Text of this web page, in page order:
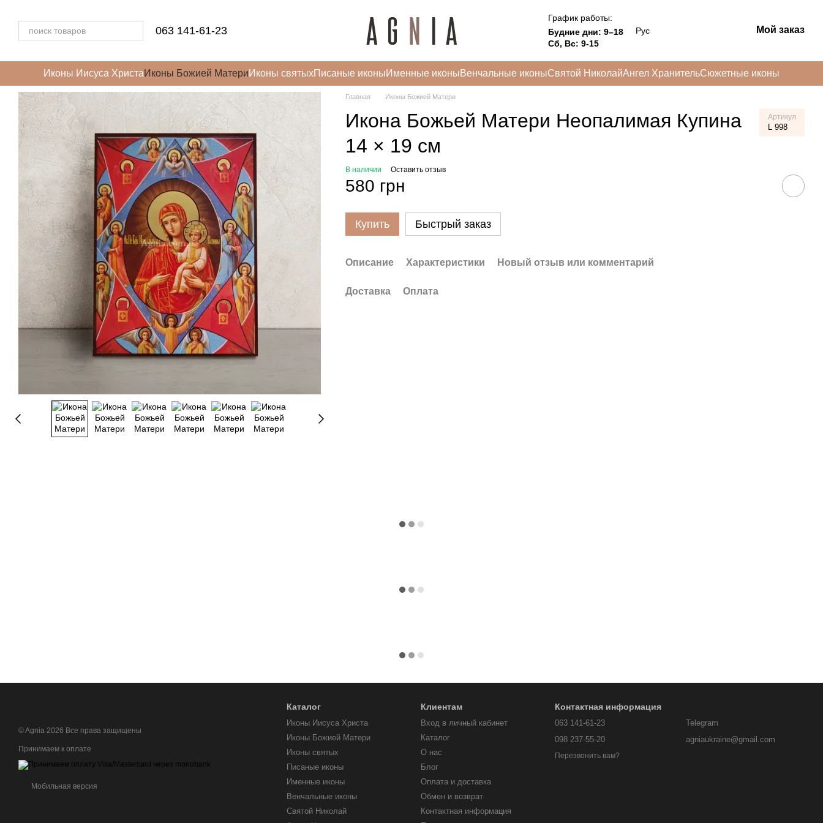
063 141-61-23
График работы:
Будние дни: 9–18
Сб, Вс: 9-15
Рус Мой заказ
Иконы Иисуса ХристаИконы Божией МатериИконы святыхПисаные иконыИменные иконыВенчальные иконыСвятой НиколайАнгел ХранительСюжетные иконы
Главная Иконы Божией Матери
Икона Божьей Матери Неопалимая Купина
14 × 19 см
Артикул
L 998
В наличии Оставить отзыв
580 грн
Купить Быстрый заказ
Описание Характеристики Новый отзыв или комментарий
Доставка Оплата
© Agnia 2026 Все права защищены
Принимаем к оплате
Мобильная версия
Каталог
Иконы Иисуса Христа
Иконы Божией Матери
Иконы святых
Писаные иконы
Именные иконы
Венчальные иконы
Святой Николай
Клиентам
Вход в личный кабинет
Каталог
О нас
Блог
Оплата и доставка
Обмен и возврат
Контактная информация
Контактная информация
063 141-61-23
098 237-55-20
Перезвонить вам?
Telegram
agniaukraine@gmail.com